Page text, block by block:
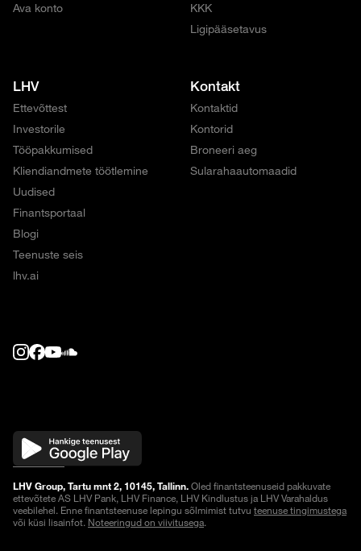
Ava konto
KKK
Ligipääsetavus
LHV
Ettevõttest
Investorile
Tööpakkumised
Kliendiandmete töötlemine
Uudised
Finantsportaal
Blogi
Teenuste seis
lhv.ai
Kontakt
Kontaktid
Kontorid
Broneeri aeg
Sularahaautomaadid
LHV Group, Tartu mnt 2, 10145, Tallinn.Oled finantsteenuseid pakkuvate
ettevõtete AS LHV Pank, LHV Finance, LHV Kindlustus ja LHV Varahaldus
veebilehel. Enne finantsteenuse lepingu sõlmimist tutvu teenuse tingimustega
või küsi lisainfot. Noteeringud on viivitusega.